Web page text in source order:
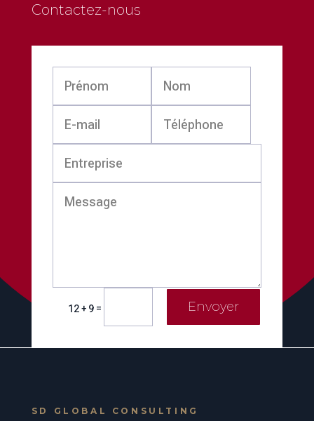
Contactez-nous
12 + 9 = Envoyer
SD GLOBAL CONSULTING